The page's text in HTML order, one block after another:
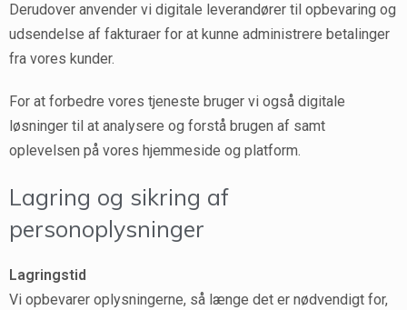
Derudover anvender vi digitale leverandører til opbevaring og
udsendelse af fakturaer for at kunne administrere betalinger
fra vores kunder.
For at forbedre vores tjeneste bruger vi også digitale
løsninger til at analysere og forstå brugen af samt
oplevelsen på vores hjemmeside og platform.
Lagring og sikring af
personoplysninger
Lagringstid
Vi opbevarer oplysningerne, så længe det er nødvendigt for,